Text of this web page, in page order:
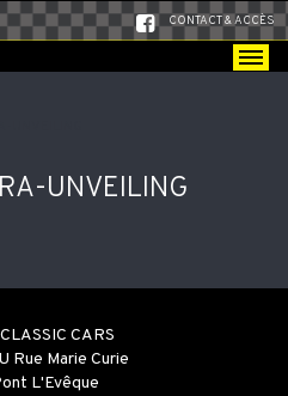
CONTACT & ACCÈS
UNVEILING
CARS
Rue Marie Curie
L'Evêque